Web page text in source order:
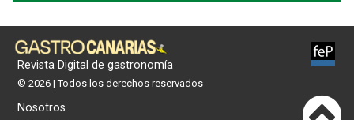
Revista Digital de gastronomía
© 2026 | Todos los derechos reservados
Nosotros